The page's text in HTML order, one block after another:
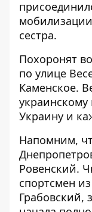
сестра.
Похоронят
по улице
Каменское.
Украину и
Напомним,
Ровенский.
спортсмен
Грабовский,